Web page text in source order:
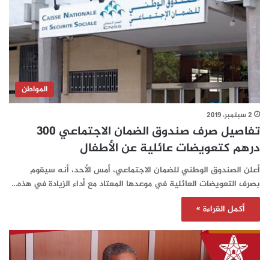
المواطن
2 سبتمبر، 2019
تفاصيل صرف صندوق الضمان الاجتماعي 300
درهم كتعويضات عائلية عن الأطفال
أعلن الصندوق الوطني للضمان الاجتماعي، أمس الأحد، أنه سيقوم
بصرف التعويضات العائلية في موعدها المعتاد مع أداء الزيادة في هذه…
أكمل القراءة »